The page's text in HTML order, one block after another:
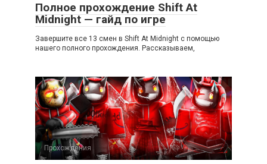
Полное прохождение Shift At
Midnight — гайд по игре
Завершите все 13 смен в Shift At Midnight с помощью
нашего полного прохождения. Рассказываем,
Прохождения